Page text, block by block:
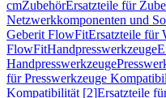
cmZubehörErsatzteile für
Netzwerkkomponenten und
Geberit FlowFitErsatzteile für
FlowFitHandpresswerkzeuge
Handpresswerkzeuge
für Presswerkzeuge
Kompatibilität [2]Ersatzteile